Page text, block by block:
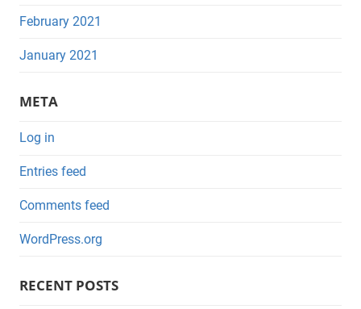
February 2021
January 2021
META
Log in
Entries feed
Comments feed
WordPress.org
RECENT POSTS